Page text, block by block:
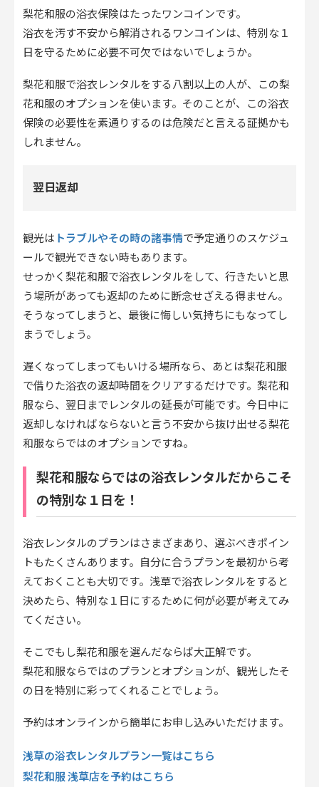
梨花和服の浴衣保険はたったワンコインです。
浴衣を汚す不安から解消されるワンコインは、特別な１
日を守るために必要不可欠ではないでしょうか。
梨花和服で浴衣レンタルをする八割以上の人が、この梨
花和服のオプションを使います。そのことが、この浴衣
保険の必要性を素通りするのは危険だと言える証拠かも
しれません。
翌日返却
観光は トラブルやその時の諸事情で予定通りのスケジュ
ールで観光できない時もあります。
せっかく梨花和服で浴衣レンタルをして、行きたいと思
う場所があっても返却のために断念せざえる得ません。
そうなってしまうと、最後に悔しい気持ちにもなってし
まうでしょう。
遅くなってしまってもいける場所なら、あとは梨花和服
で借りた浴衣の返却時間をクリアするだけです。梨花和
服なら、翌日までレンタルの延長が可能です。今日中に
返却しなければならないと言う不安から抜け出せる梨花
和服ならではのオプションですね。
梨花和服ならではの浴衣レンタルだからこそ
の特別な１日を！
浴衣レンタルのプランはさまざまあり、選ぶべきポイン
トもたくさんあります。自分に合うプランを最初から考
えておくことも大切です。浅草で浴衣レンタルをすると
決めたら、特別な１日にするために何が必要が考えてみ
てください。
そこでもし梨花和服を選んだならば大正解です。
梨花和服ならではのプランとオプションが、観光したそ
の日を特別に彩ってくれることでしょう。
予約はオンラインから簡単にお申し込みいただけます。
浅草の浴衣レンタルプラン一覧はこちら
梨花和服 浅草店を予約はこちら